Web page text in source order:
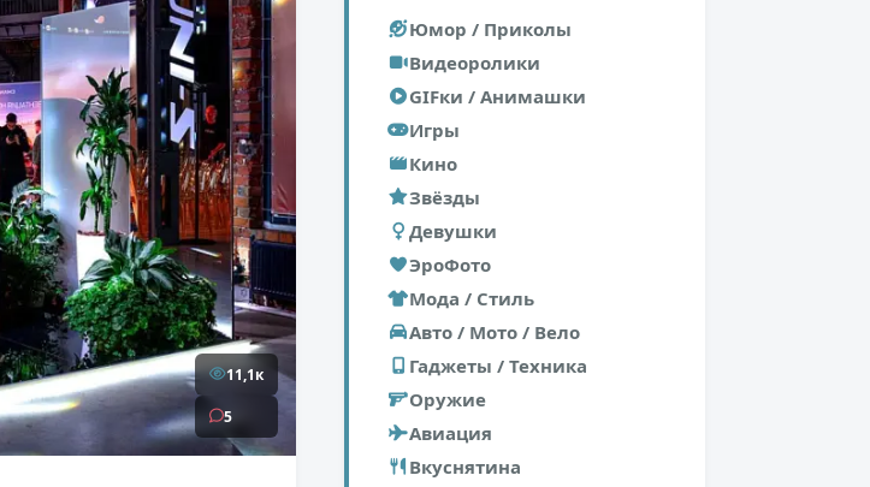
11,1к
5
Юмор / Приколы
Видеоролики
GIFки / Анимашки
Игры
Кино
Звёзды
Девушки
ЭроФото
Мода / Стиль
Авто / Мото / Вело
Гаджеты / Техника
Оружие
Авиация
Вкуснятина